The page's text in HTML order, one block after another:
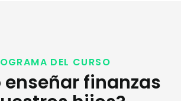
DEL CURSO
enseñar finanzas